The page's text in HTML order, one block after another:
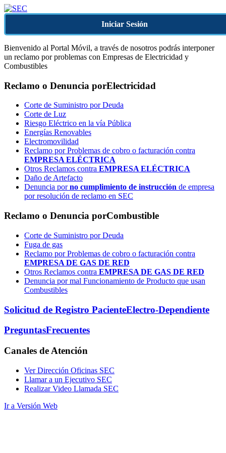
Iniciar Sesión
Bienvenido al Portal Móvil, a través de nosotros podrás interponer
un reclamo por problemas con Empresas de Electricidad y
Combustibles
Reclamo o Denuncia porElectricidad
Corte de Suministro por Deuda
Corte de Luz
Riesgo Eléctrico en la vía Pública
Energías Renovables
Electromovilidad
Reclamo por Problemas de cobro o facturación contra
EMPRESA ELÉCTRICA
Otros Reclamos contra EMPRESA ELÉCTRICA
Daño de Artefacto
Denuncia porno cumplimiento de instrucción de empresa
por resolución de reclamo en SEC
Reclamo o Denuncia porCombustible
Corte de Suministro por Deuda
Fuga de gas
Reclamo por Problemas de cobro o facturación contra
EMPRESA DE GAS DE RED
Otros Reclamos contra EMPRESA DE GAS DE RED
Denuncia por mal Funcionamiento de Producto que usan
Combustibles
Solicitud de Registro PacienteElectro-Dependiente
PreguntasFrecuentes
Canales de Atención
Ver Dirección Oficinas SEC
Llamar a un Ejecutivo SEC
Realizar Video Llamada SEC
Ir a Versión Web